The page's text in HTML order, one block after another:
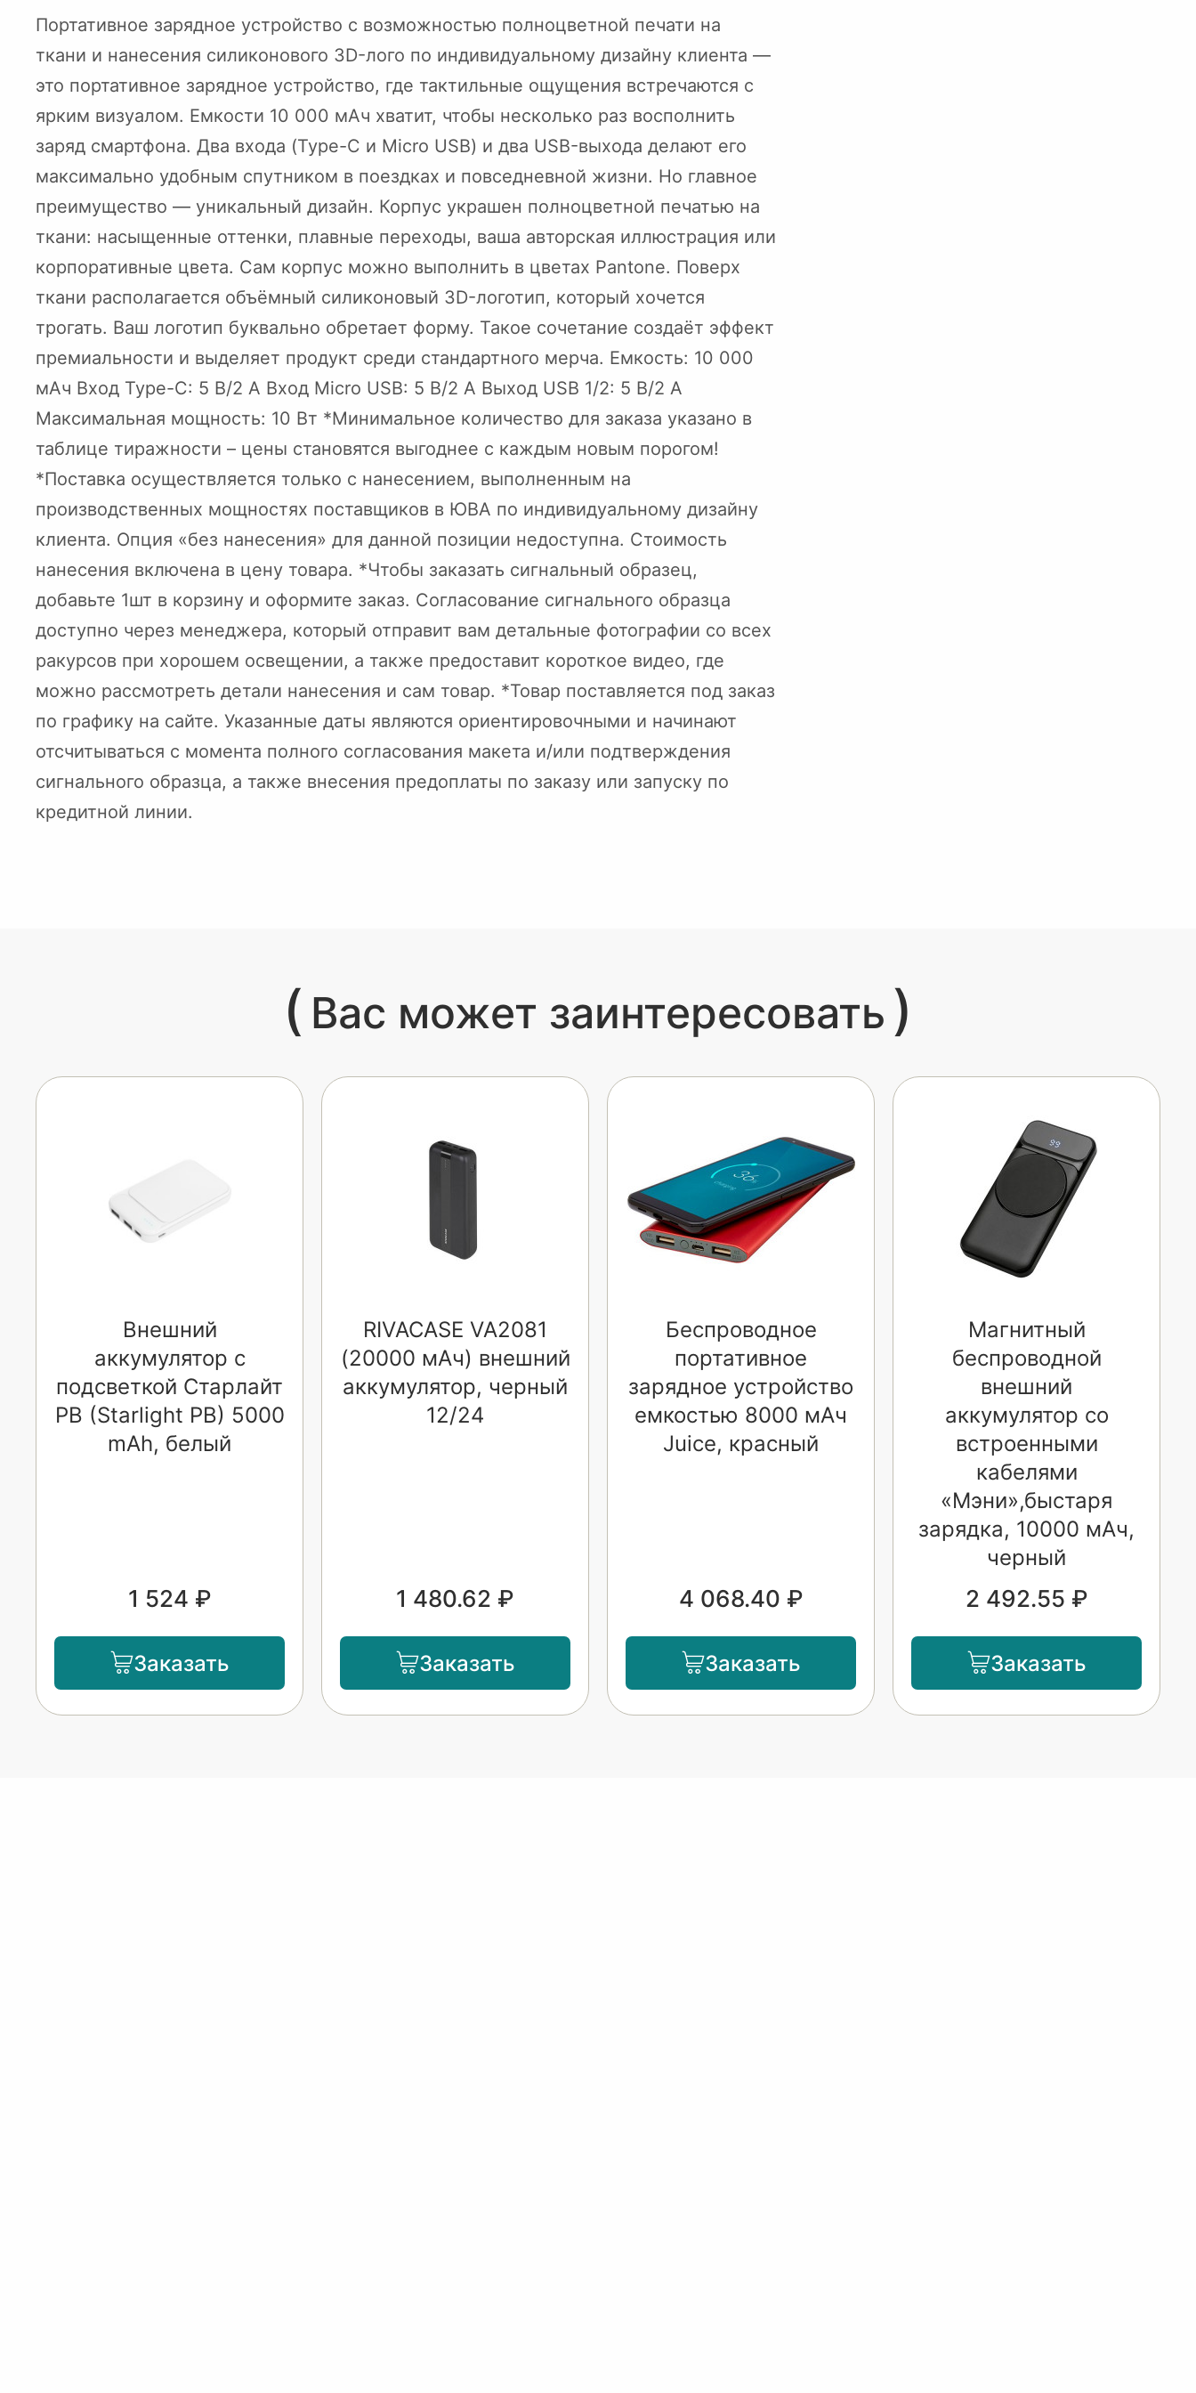
Портативное зарядное устройство с возможностью полноцветной печати на
ткани и нанесения силиконового 3D-лого по индивидуальному дизайну клиента —
это портативное зарядное устройство, где тактильные ощущения встречаются с
ярким визуалом. Емкости 10 000 мАч хватит, чтобы несколько раз восполнить
заряд смартфона. Два входа (Type-C и Micro USB) и два USB-выхода делают его
максимально удобным спутником в поездках и повседневной жизни. Но главное
преимущество — уникальный дизайн. Корпус украшен полноцветной печатью на
ткани: насыщенные оттенки, плавные переходы, ваша авторская иллюстрация или
корпоративные цвета. Сам корпус можно выполнить в цветах Pantone. Поверх
ткани располагается объёмный силиконовый 3D-логотип, который хочется
трогать. Ваш логотип буквально обретает форму. Такое сочетание создаёт эффект
премиальности и выделяет продукт среди стандартного мерча. Емкость: 10 000
мАч Вход Type-C: 5 В/2 А Вход Micro USB: 5 В/2 А Выход USB 1/2: 5 В/2 А
Максимальная мощность: 10 Вт *Минимальное количество для заказа указано в
таблице тиражности – цены становятся выгоднее с каждым новым порогом!
*Поставка осуществляется только с нанесением, выполненным на
производственных мощностях поставщиков в ЮВА по индивидуальному дизайну
клиента. Опция «без нанесения» для данной позиции недоступна. Стоимость
нанесения включена в цену товара. *Чтобы заказать сигнальный образец,
добавьте 1шт в корзину и оформите заказ. Согласование сигнального образца
доступно через менеджера, который отправит вам детальные фотографии со всех
ракурсов при хорошем освещении, а также предоставит короткое видео, где
можно рассмотреть детали нанесения и сам товар. *Товар поставляется под заказ
по графику на сайте. Указанные даты являются ориентировочными и начинают
отсчитываться с момента полного согласования макета и/или подтверждения
сигнального образца, а также внесения предоплаты по заказу или запуску по
кредитной линии.
( Вас может заинтересовать )
Внешний
аккумулятор с
подсветкой Старлайт
PB (Starlight PB) 5000
mAh, белый
1 524 ₽
Заказать
RIVACASE VA2081
(20000 мАч) внешний
аккумулятор, черный
12/24
1 480.62 ₽
Заказать
Беспроводное
портативное
зарядное устройство
емкостью 8000 мАч
Juice, красный
4 068.40 ₽
Заказать
Магнитный
беспроводной
внешний
аккумулятор со
встроенными
кабелями
«Мэни»,быстаря
зарядка, 10000 мАч,
черный
2 492.55 ₽
Заказать